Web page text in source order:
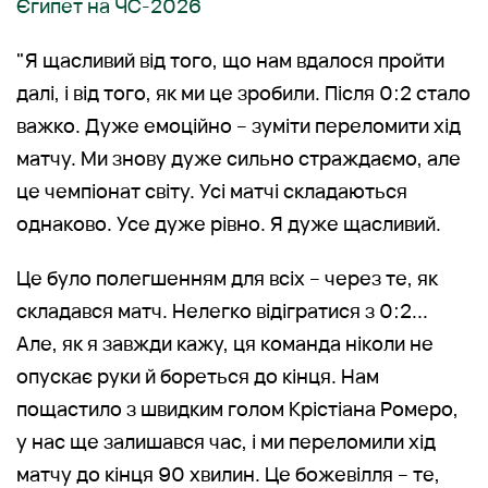
Єгипет на ЧС-2026
"Я щасливий від того, що нам вдалося пройти
далі, і від того, як ми це зробили. Після 0:2 стало
важко. Дуже емоційно – зуміти переломити хід
матчу. Ми знову дуже сильно страждаємо, але
це чемпіонат світу. Усі матчі складаються
однаково. Усе дуже рівно. Я дуже щасливий.
Це було полегшенням для всіх – через те, як
складався матч. Нелегко відігратися з 0:2...
Але, як я завжди кажу, ця команда ніколи не
опускає руки й бореться до кінця. Нам
пощастило з швидким голом Крістіана Ромеро,
у нас ще залишався час, і ми переломили хід
матчу до кінця 90 хвилин. Це божевілля – те,